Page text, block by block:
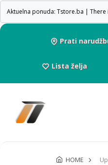
Aktuelna ponuda: Tstore.ba | There
Prati
Lista želja
HOME